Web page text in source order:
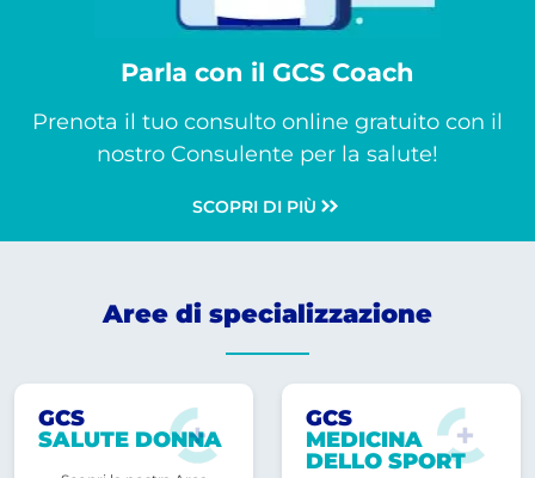
Parla con il GCS Coach
Prenota il tuo consulto online gratuito con il
nostro Consulente per la salute!
SCOPRI DI PIÙ
Aree di specializzazione
GCS
SALUTE DONNA
GCS
MEDICINA
DELLO SPORT